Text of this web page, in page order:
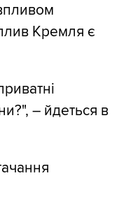
Кремля є
– йдеться в